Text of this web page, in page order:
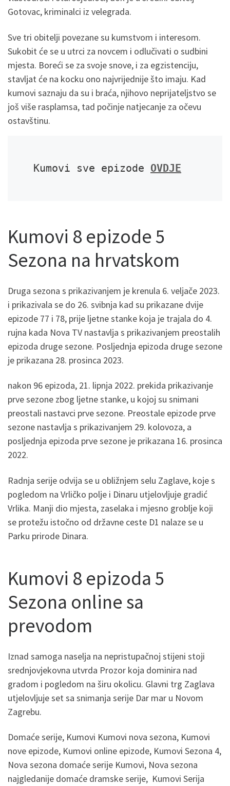
Gotovac, kriminalci iz velegrada.
Sve tri obitelji povezane su kumstvom i interesom.
Sukobit će se u utrci za novcem i odlučivati o sudbini
mjesta. Boreći se za svoje snove, i za egzistenciju,
stavljat će na kocku ono najvrijednije što imaju. Kad
kumovi saznaju da su i braća, njihovo neprijateljstvo se
još više rasplamsa, tad počinje natjecanje za očevu
ostavštinu.
Kumovi sve epizode OVDJE
Kumovi 8 epizode 5
Sezona na hrvatskom
Druga sezona s prikazivanjem je krenula 6. veljače 2023.
i prikazivala se do 26. svibnja kad su prikazane dvije
epizode 77 i 78, prije ljetne stanke koja je trajala do 4.
rujna kada Nova TV nastavlja s prikazivanjem preostalih
epizoda druge sezone. Posljednja epizoda druge sezone
je prikazana 28. prosinca 2023.
nakon 96 epizoda, 21. lipnja 2022. prekida prikazivanje
prve sezone zbog ljetne stanke, u kojoj su snimani
preostali nastavci prve sezone. Preostale epizode prve
sezone nastavlja s prikazivanjem 29. kolovoza, a
posljednja epizoda prve sezone je prikazana 16. prosinca
2022.
Radnja serije odvija se u obližnjem selu Zaglave, koje s
pogledom na Vrličko polje i Dinaru utjelovljuje gradić
Vrlika. Manji dio mjesta, zaselaka i mjesno groblje koji
se protežu istočno od državne ceste D1 nalaze se u
Parku prirode Dinara.
Kumovi 8 epizoda 5
Sezona online sa
prevodom
Iznad samoga naselja na nepristupačnoj stijeni stoji
srednjovjekovna utvrda Prozor koja dominira nad
gradom i pogledom na širu okolicu. Glavni trg Zaglava
utjelovljuje set sa snimanja serije Dar mar u Novom
Zagrebu.
Domaće serije, Kumovi Kumovi nova sezona, Kumovi
nove epizode, Kumovi online epizode, Kumovi Sezona 4,
Nova sezona domaće serije Kumovi, Nova sezona
najgledanije domaće dramske serije, Kumovi Serija